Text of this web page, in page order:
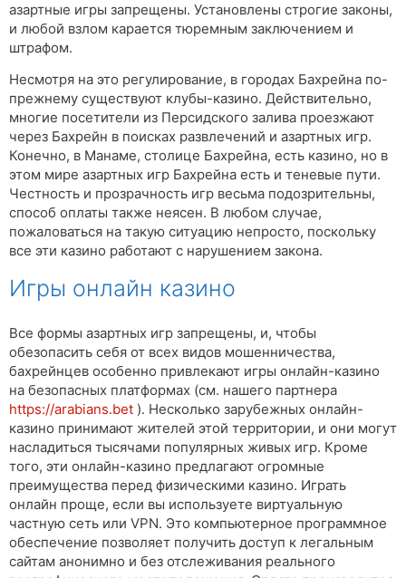
азартные игры запрещены. Установлены строгие законы,
и любой взлом карается тюремным заключением и
штрафом.
Несмотря на это регулирование, в городах Бахрейна по-
прежнему существуют клубы-казино. Действительно,
многие посетители из Персидского залива проезжают
через Бахрейн в поисках развлечений и азартных игр.
Конечно, в Манаме, столице Бахрейна, есть казино, но в
этом мире азартных игр Бахрейна есть и теневые пути.
Честность и прозрачность игр весьма подозрительны,
способ оплаты также неясен. В любом случае,
пожаловаться на такую ​​ситуацию непросто, поскольку
все эти казино работают с нарушением закона.
Игры онлайн казино
Все формы азартных игр запрещены, и, чтобы
обезопасить себя от всех видов мошенничества,
бахрейнцев особенно привлекают игры онлайн-казино
на безопасных платформах (см. нашего партнера
https://arabians.bet ). Несколько зарубежных онлайн-
казино принимают жителей этой территории, и они могут
насладиться тысячами популярных живых игр. Кроме
того, эти онлайн-казино предлагают огромные
преимущества перед физическими казино. Играть
онлайн проще, если вы используете виртуальную
частную сеть или VPN. Это компьютерное программное
обеспечение позволяет получить доступ к легальным
сайтам анонимно и без отслеживания реального